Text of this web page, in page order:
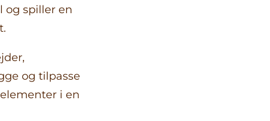
og spiller en
og tilpasse
i en